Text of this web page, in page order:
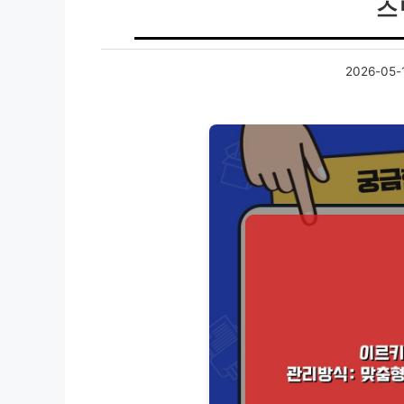
2026-05-